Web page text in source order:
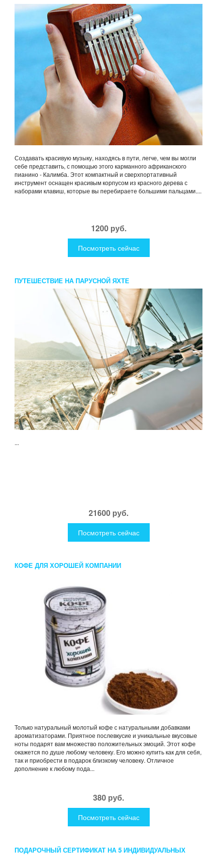
Создавать красивую музыку, находясь в пути, легче, чем вы могли
себе представить, с помощью этого карманного африканского
пианино - Калимба. Этот компактный и сверхпортативный
инструмент оснащен красивым корпусом из красного дерева с
наборами клавиш, которые вы перебираете большими пальцами....
1200 руб.
Посмотреть сейчас
ПУТЕШЕСТВИЕ НА ПАРУСНОЙ ЯХТЕ
...
21600 руб.
Посмотреть сейчас
КОФЕ ДЛЯ ХОРОШЕЙ КОМПАНИИ
Только натуральный молотый кофе с натуральными добавками
ароматизаторами. Приятное послевкусие и уникальные вкусовые
ноты подарят вам множество положительных эмоций. Этот кофе
окажется по душе любому человеку. Его можно купить как для себя,
так и приобрести в подарок близкому человеку. Отличное
дополнение к любому пода...
380 руб.
Посмотреть сейчас
ПОДАРОЧНЫЙ СЕРТИФИКАТ НА 5 ИНДИВИДУАЛЬНЫХ